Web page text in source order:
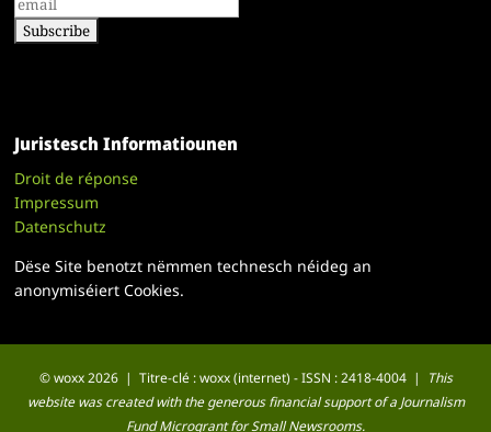
Juristesch Informatiounen
Droit de réponse
Impressum
Datenschutz
Dëse Site benotzt nëmmen technesch néideg an
anonymiséiert Cookies.
© woxx 2026 | Titre-clé : woxx (internet) - ISSN : 2418-4004 |
This
website was created with the generous financial support of a Journalism
Fund Microgrant for Small Newsrooms.